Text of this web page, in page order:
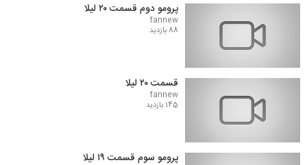
پرومو دوم قسمت ۲۰ لیلا
fannew
88 بازدید
قسمت ۲۰ لیلا
fannew
145 بازدید
پرومو سوم قسمت ۱۹ لیلا